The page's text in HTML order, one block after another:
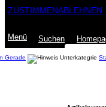
ZUSTIMMENABLEHNEN
Menü Suchen Home
Gerade